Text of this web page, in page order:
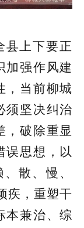
县上下要正
加强作风建
，当前柳城
须坚决纠治
，破除重显
误思想，以
散、慢、
疾，重塑干
本兼治、综